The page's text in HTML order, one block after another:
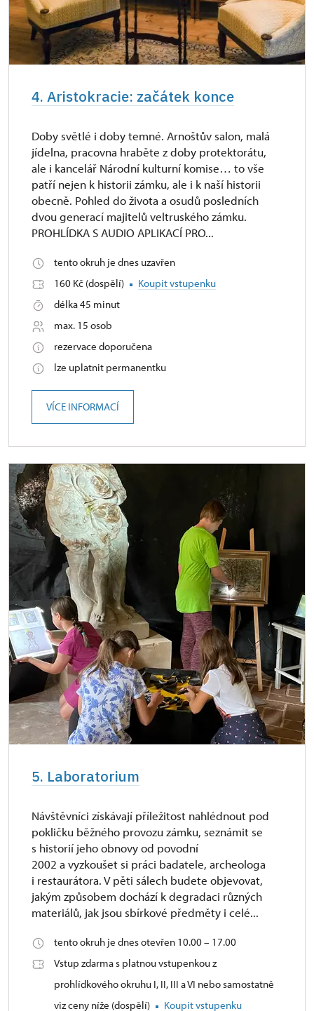
4. Aristokracie: začátek konce
Doby světlé i doby temné. Arnoštův salon, malá
jídelna, pracovna hraběte z doby protektorátu,
ale i kancelář Národní kulturní komise… to vše
patří nejen k historii zámku, ale i k naší historii
obecně. Pohled do života a osudů posledních
dvou generací majitelů veltruského zámku.
PROHLÍDKA S AUDIO APLIKACÍ PRO...
tento okruh je dnes uzavřen
160 Kč (dospělí)
Koupit vstupenku
délka 45 minut
max. 15 osob
rezervace doporučena
lze uplatnit permanentku
VÍCE INFORMACÍ
5. Laboratorium
Návštěvníci získávají příležitost nahlédnout pod
pokličku běžného provozu zámku, seznámit se
s historií jeho obnovy od povodní
2002 a vyzkoušet si práci badatele, archeologa
i restaurátora. V pěti sálech budete objevovat,
jakým způsobem dochází k degradaci různých
materiálů, jak jsou sbírkové předměty i celé...
tento okruh je dnes otevřen 10.00 – 17.00
Vstup zdarma s platnou vstupenkou z
prohlídkového okruhu I, II, III a VI nebo samostatně
viz ceny níže (dospělí)
Koupit vstupenku